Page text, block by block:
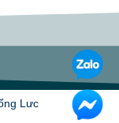
Lưc